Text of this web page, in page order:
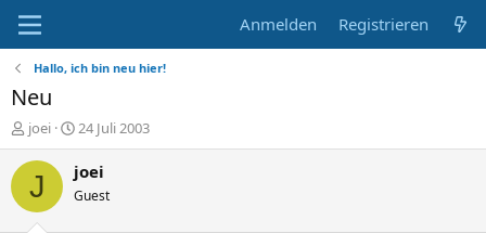
Anmelden Registrieren
Hallo, ich bin neu hier!
Neu
E
r
s
joei
E
r
s
t
e
24 Juli 2003
J joei
Guest